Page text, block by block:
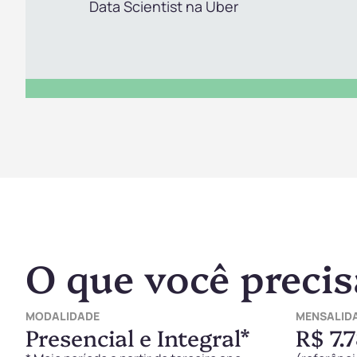
O que você
MODALIDADE
Presencial e Integral* R$